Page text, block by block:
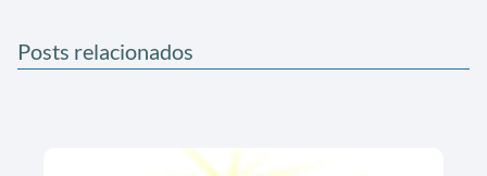
Posts relacionados